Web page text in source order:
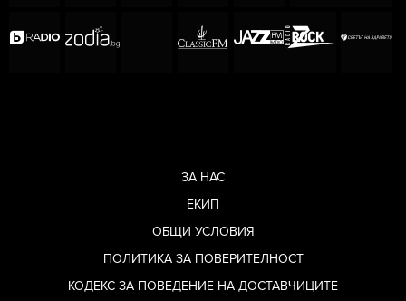
ЗА НАС
ЕКИП
ОБЩИ УСЛОВИЯ
ПОЛИТИКА ЗА ПОВЕРИТЕЛНОСТ
КОДЕКС ЗА ПОВЕДЕНИЕ НА ДОСТАВЧИЦИТЕ